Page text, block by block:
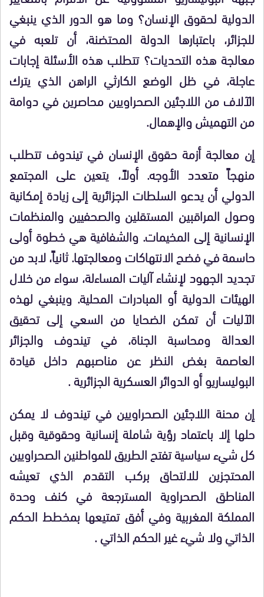
الدولية لحقوق الإنسان؟ وما هو الدور الذي ينبغي
للجزائر، باعتبارها الدولة المحتضنة، أن تلعبه في
معالجة هذه التحديات؟ تتطلب هذه الأسئلة إجابات
عاجلة، في ظل الوضع الكارثي الراهن الذي يترك
الآلاف من اللاجئين الصحراويين محاصرين في دوامة
من التهميش والإهمال.
إن معالجة أزمة حقوق الإنسان في تيندوف تتطلب
منهجاً متعدد الأوجه. أولاً، يتعين على المجتمع
الدولي أن يدعو السلطات الجزائرية إلى زيادة إمكانية
وصول المراقبين المستقلين والصحفيين والمنظمات
الإنسانية إلى المخيمات. والشفافية هي خطوة أولى
حاسمة في فضح الانتهاكات ومعالجتها. ثانياً، لابد من
تجديد الجهود لإنشاء آليات المساءلة، سواء من خلال
الهيئات الدولية أو المبادرات المحلية. وينبغي لهذه
الآليات أن تمكن الضحايا من السعي إلى تحقيق
العدالة ومحاسبة الجناة، في تيندوف والجزائر
العاصمة بغض النظر عن مناصبهم داخل قيادة
البوليساريو أو الدوائر العسكرية الجزائرية .
إن محنة اللاجئين الصحراويين في تيندوف لا يمكن
حلها إلا باعتماد رؤية شاملة إنسانية وحقوقية وقبل
كل شيء سياسية تفتح الطريق للمواطنين الصحراويين
المحتجزين للالتحاق بركب التقدم الذي تعيشه
المناطق الصحراوية المسترجعة في كنف وحدة
المملكة المغربية وفي أفق تمتيعها بمخطط الحكم
الذاتي ولا شيء غير الحكم الذاتي .